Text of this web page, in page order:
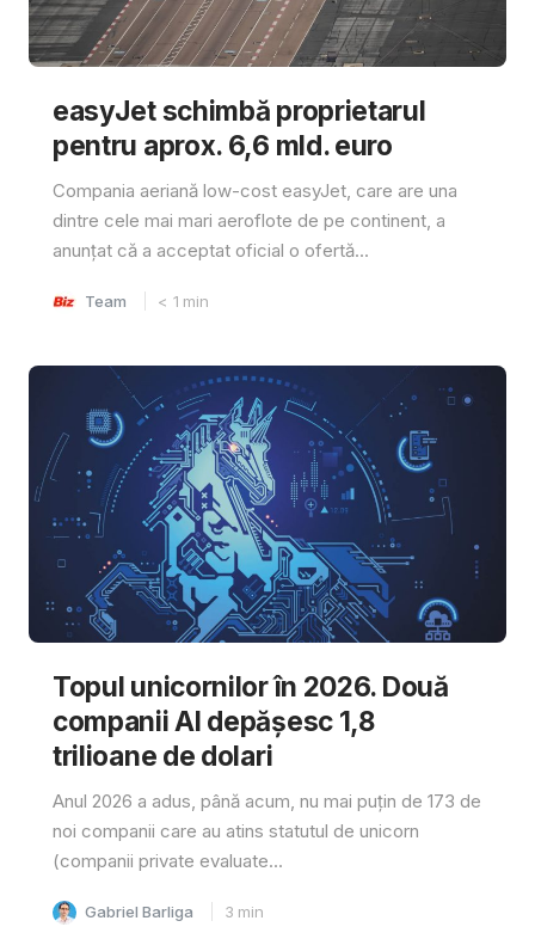
easyJet schimbă proprietarul
pentru aprox. 6,6 mld. euro
Compania aeriană low-cost easyJet, care are una
dintre cele mai mari aeroflote de pe continent, a
anunțat că a acceptat oficial o ofertă...
Team < 1 min
Topul unicornilor în 2026. Două
companii AI depășesc 1,8
trilioane de dolari
Anul 2026 a adus, până acum, nu mai puțin de 173 de
noi companii care au atins statutul de unicorn
(companii private evaluate...
Gabriel Barliga 3 min